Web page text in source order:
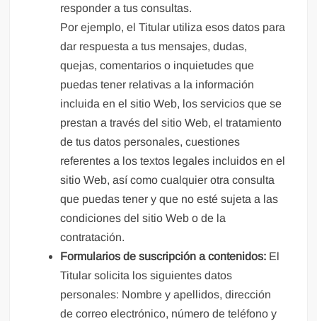
responder a tus consultas.
Por ejemplo, el Titular utiliza esos datos para
dar respuesta a tus mensajes, dudas,
quejas, comentarios o inquietudes que
puedas tener relativas a la información
incluida en el sitio Web, los servicios que se
prestan a través del sitio Web, el tratamiento
de tus datos personales, cuestiones
referentes a los textos legales incluidos en el
sitio Web, así como cualquier otra consulta
que puedas tener y que no esté sujeta a las
condiciones del sitio Web o de la
contratación.
Formularios de suscripción a contenidos: El
Titular solicita los siguientes datos
personales: Nombre y apellidos, dirección
de correo electrónico, número de teléfono y